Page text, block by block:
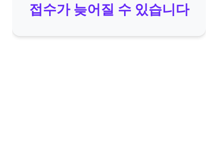
접수가 늦어질 수 있습니다